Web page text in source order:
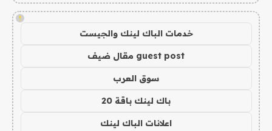
!
خدمات الباك لينك والجيست
guest post مقال ضيف
سوق العرب
باك لينك باقة 20
اعلانات الباك لينك